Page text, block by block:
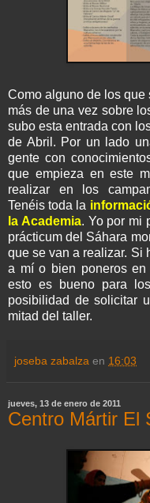
Como alguno de los que
más de una vez sobre
subo esta entrada con
de Abril. Por un lado
gente con
que empieza en este
realizar en los
Tenéis toda la
la Academia. Yo por mi
prácticum del Sáhara
que se van a realizar. Si
a mí o bien poneros en
esto es bueno para
posibilidad de solicitar
mitad del taller.
joseba zabalza en 16:03
jueves, 13 de enero de 2011
Centro Mártir El